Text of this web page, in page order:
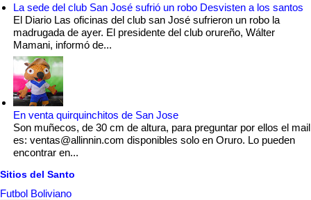
La sede del club San José sufrió un robo Desvisten a los santos
El Diario Las oficinas del club san José sufrieron un robo la
madrugada de ayer. El presidente del club orureño, Wálter
Mamani, informó de...
En venta quirquinchitos de San Jose
Son muñecos, de 30 cm de altura, para preguntar por ellos el mail
es: ventas@allinnin.com disponibles solo en Oruro. Lo pueden
encontrar en...
Sitios del Santo
Futbol Boliviano